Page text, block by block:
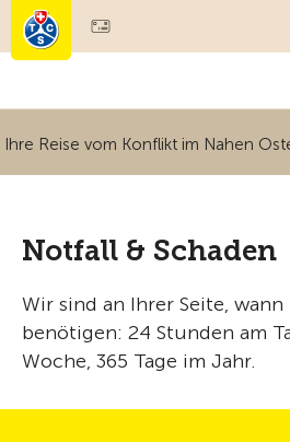
Mitgliedschaft & Leistungen
Test, Sicherheit & Gesundheit
Reise vom Konflikt im Nahen
Reise vom Konflikt im Nahen
Reise vom Konflikt im Nahen
Reise vom Konflikt im Nahen
Notfall & Schaden
Wir sind an Ihrer Seite,
benötigen: 24 Stunden am
Woche, 365 Tage im Jahr.